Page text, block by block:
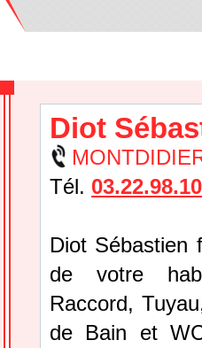
Diot
Tél.
Diot Sébastien
de votre
Raccord,
de Bain et